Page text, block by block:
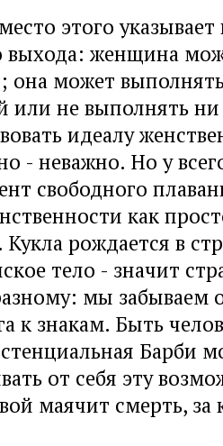
этого
выхода: женщина
она может
или не выполнять
идеалу
- неважно. Но у
свободного
как
рождается в
тело - значит
мы забываем
к знакам. Быть
Барби
от себя эту
маячит смерть, за